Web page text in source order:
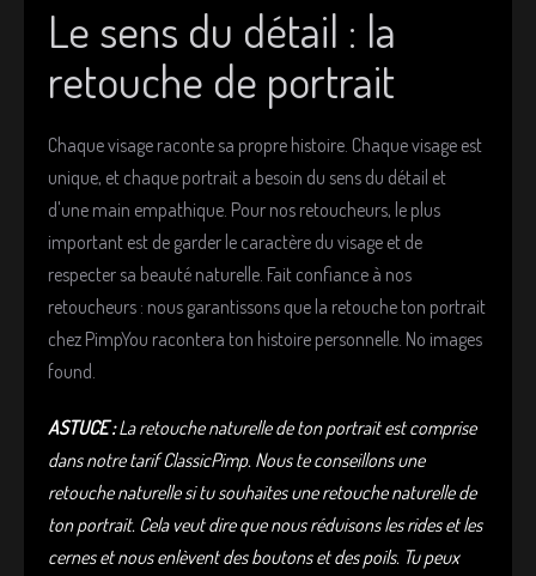
z
t
e
r
Le sens du détail : la
retouche de portrait
Chaque visage raconte sa propre histoire. Chaque visage est
unique, et chaque portrait a besoin du sens du détail et
d'une main empathique. Pour nos retoucheurs, le plus
important est de garder le caractère du visage et de
respecter sa beauté naturelle. Fait confiance à nos
retoucheurs : nous garantissons que la retouche ton portrait
chez PimpYou racontera ton histoire personnelle. No images
found.
ASTUCE :La retouche naturelle de ton portrait est comprise
dans notre tarif ClassicPimp. Nous te conseillons une
retouche naturelle si tu souhaites une retouche naturelle de
ton portrait. Cela veut dire que nous réduisons les rides et les
cernes et nous enlèvent des boutons et des poils. Tu peux